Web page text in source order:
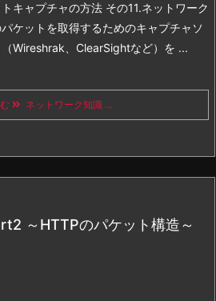
キャプチャの方法 その11.ネットワーク
パケットを取得するためのキャプチャソ
（Wireshrak、ClearSightなど）を ...
ネットワーク知識 ...
～HTTPのパケット構造～